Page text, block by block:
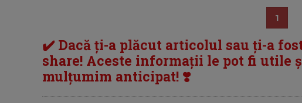
1
✔️ Dacă ți-a plăcut articolul sau ți-a
share! Aceste informații le pot fi utile
mulțumim anticipat! ❣️